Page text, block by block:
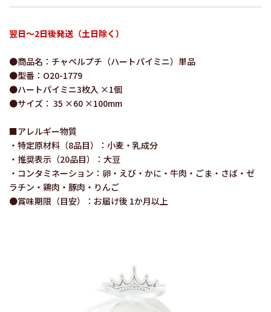
翌日～2日後発送（土日除く）
●商品名：チャペルプチ（ハートパイミニ）単品
●型番：O20-1779
●ハートパイミニ3枚入 ×1個
●サイズ： 35 ×60 ×100mm
■アレルギー物質
・特定原材料（8品目）：小麦・乳成分
・推奨表示（20品目）：大豆
・コンタミネーション：卵・えび・かに・牛肉・ごま・さば・ゼ
ラチン・鶏肉・豚肉・りんご
●賞味期限（目安）：お届け後 1か月以上